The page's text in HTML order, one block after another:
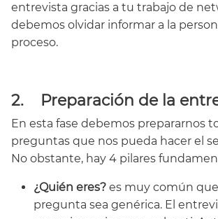
entrevista gracias a tu trabajo de
debemos olvidar informar a la
proceso.
2. Preparación de la
En esta fase debemos prepararnos
preguntas que nos pueda hacer el
No obstante, hay 4 pilares
¿Quién eres? es muy común
pregunta sea genérica. El